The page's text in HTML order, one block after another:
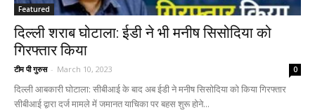
Featured
दिल्ली शराब घोटाला: ईडी ने भी मनीष सिसोदिया को
गिरफ्तार किया
टीम पी गुरुस - March 10, 2023 0
दिल्ली आबकारी घोटाला: सीबीआई के बाद अब ईडी ने मनीष सिसोदिया को किया गिरफ्तार
सीबीआई द्वारा दर्ज मामले में जमानत याचिका पर बहस शुरू होने...